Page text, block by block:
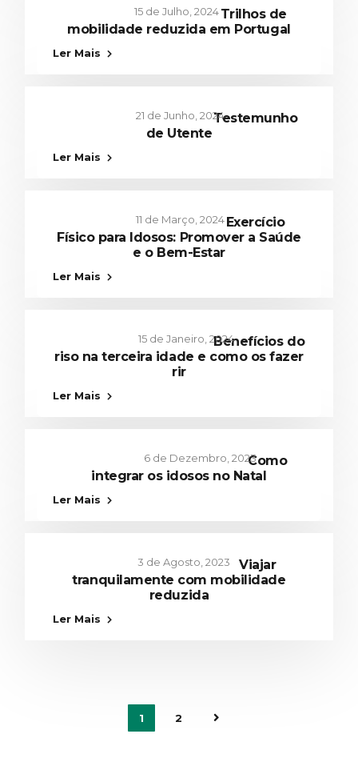
15 de Julho, 2024Trilhos de
mobilidade reduzida em Portugal
Ler Mais
21 de Junho, 2024
Comunidade,Lazer
Testemunho
de Utente
Ler Mais
11 de Março, 2024
Saúde e Bem Estar
Exercício
Físico para Idosos: Promover a Saúde
e o Bem-Estar
Ler Mais
15 de Janeiro, 2024
Cuidar de nós,Lazer
Benefícios do
riso na terceira idade e como os fazer
rir
Ler Mais
6 de Dezembro, 2023
Comunidade,Cuidar de nós
Como
integrar os idosos no Natal
Ler Mais
3 de Agosto, 2023
Lazer
Viajar
tranquilamente com mobilidade
reduzida
Ler Mais
1 2